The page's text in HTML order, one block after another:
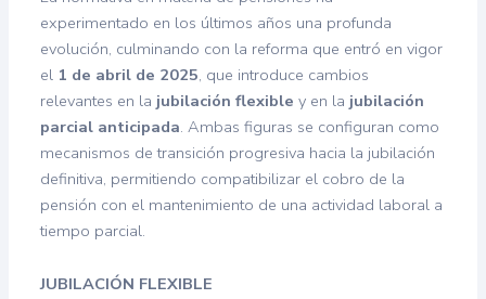
experimentado en los últimos años una profunda
evolución, culminando con la reforma que entró en vigor
el 1 de abril de 2025, que introduce cambios
relevantes en la jubilación flexible y en la jubilación
parcial anticipada. Ambas figuras se configuran como
mecanismos de transición progresiva hacia la jubilación
definitiva, permitiendo compatibilizar el cobro de la
pensión con el mantenimiento de una actividad laboral a
tiempo parcial.
JUBILACIÓN FLEXIBLE